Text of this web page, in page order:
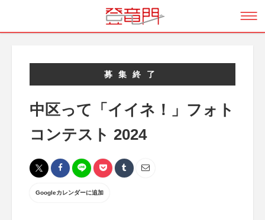
募集終了
中区って「イイネ！」フォト
コンテスト 2024
Googleカレンダーに追加